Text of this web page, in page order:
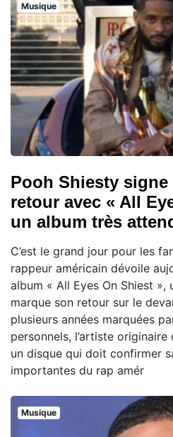
Musique
Pooh Shiesty
retour avec « All
un album très
C’est le grand jour pour les
rappeur américain dévoile
album « All Eyes On Shiest
marque son retour sur le
plusieurs années marquées
personnels, l’artiste
un disque qui doit confirmer
importantes du rap amér
Musique